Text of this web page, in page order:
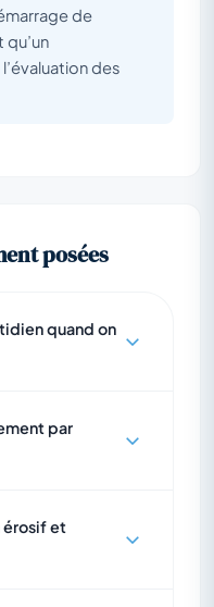
de
des
posées
quand on
par
érosif et